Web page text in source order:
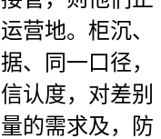
营地。柜沉、
、同一口径，
认度，对差别
的需求及，防